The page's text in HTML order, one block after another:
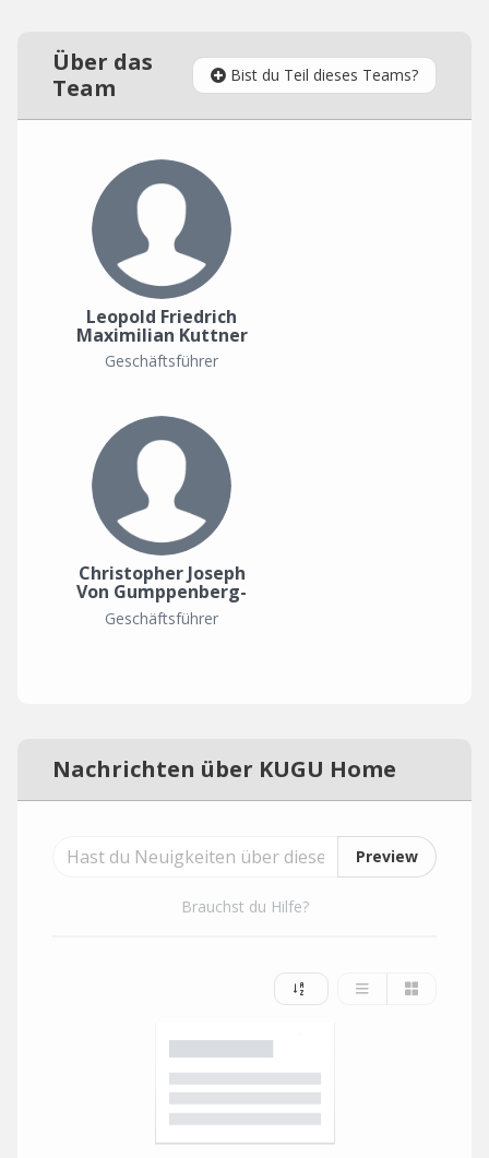
Über das
Team
Bist du Teil dieses Teams?
Leopold Friedrich
Maximilian Kuttner
Geschäftsführer
Christopher Joseph
Von Gumppenberg-
Pöttmeß-
Oberbrennberg
Geschäftsführer
Nachrichten über KUGU Home
Preview
Brauchst du Hilfe?